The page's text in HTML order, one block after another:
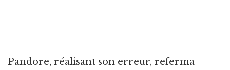
Pandore, réalisant son erreur, referma